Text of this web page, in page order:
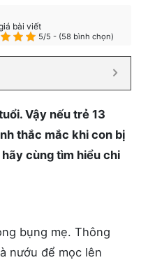
bài viết
5/5 - (58 bình chọn)
Vậy nếu trẻ 13
thắc mắc khi con bị
cùng tìm hiểu chi
bụng mẹ. Thông
nướu để mọc lên